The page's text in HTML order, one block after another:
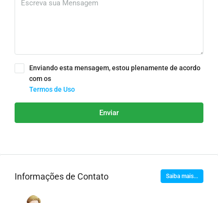
Enviando esta mensagem, estou plenamente de acordo
com os
Termos de Uso
Enviar
Informações de Contato Saiba mais...